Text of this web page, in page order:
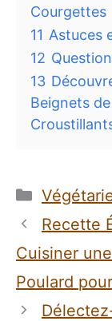
Courgettes
11 Astuces
12
13
Beignets
Recette
Cuisiner
Poulard